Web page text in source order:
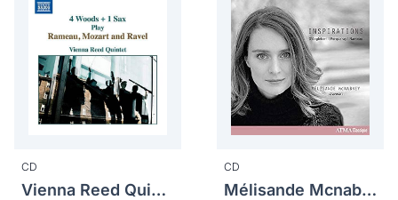
CD
Vienna Reed Quintet
CD
Mélisande Mcnabney